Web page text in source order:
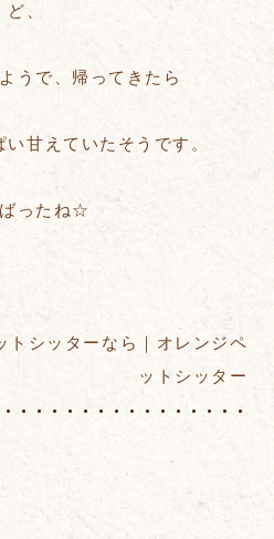
ど、
うで、帰ってきたら
甘えていたそうです。
ったね☆
トシッターなら｜オレンジペ
ットシッター